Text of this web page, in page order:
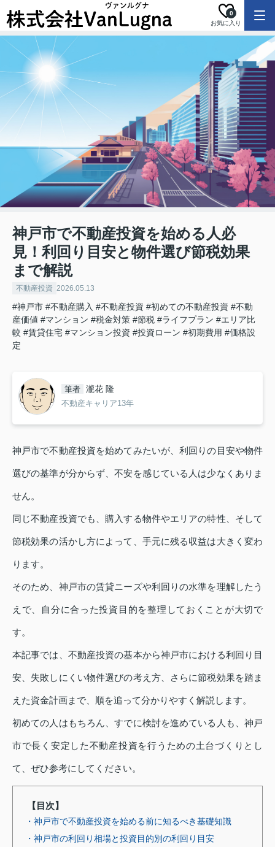
お気に入り
0
神戸市で不動産投資を始める人必
見！利回り目安と物件選び節税効果
まで解説
不動産投資 2026.05.13
#神戸市 #不動産購入 #不動産投資 #初めての不動産投資 #不動
産価値 #マンション #税金対策 #節税 #ライフプラン #エリア比
較 #賃貸住宅 #マンション投資 #投資ローン #初期費用 #価格設
定
筆者 瀧花 隆
不動産キャリア13年
神戸市で不動産投資を始めてみたいが、利回りの目安や物件
選びの基準が分からず、不安を感じている人は少なくありま
せん。
同じ不動産投資でも、購入する物件やエリアの特性、そして
節税効果の活かし方によって、手元に残る収益は大きく変わ
ります。
そのため、神戸市の賃貸ニーズや利回りの水準を理解したう
えで、自分に合った投資目的を整理しておくことが大切で
す。
本記事では、不動産投資の基本から神戸市における利回り目
安、失敗しにくい物件選びの考え方、さらに節税効果を踏ま
えた資金計画まで、順を追って分かりやすく解説します。
初めての人はもちろん、すでに検討を進めている人も、神戸
市で長く安定した不動産投資を行うための土台づくりとし
て、ぜひ参考にしてください。
【目次】
・神戸市で不動産投資を始める前に知るべき基礎知識
・神戸市の利回り相場と投資目的別の利回り目安